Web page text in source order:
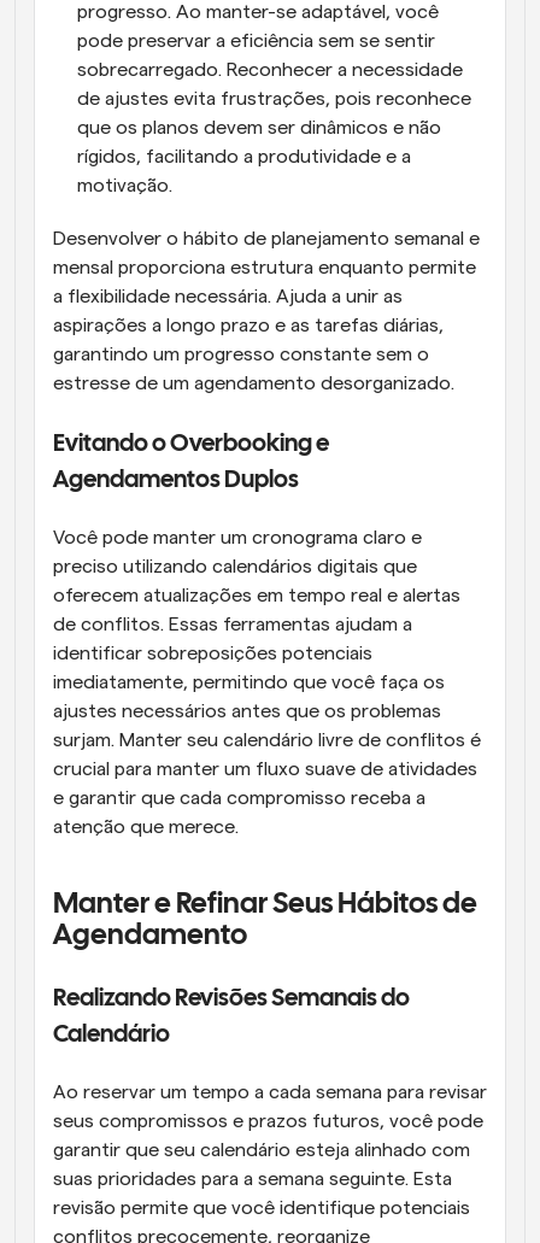
progresso. Ao manter-se adaptável, você
pode preservar a eficiência sem se sentir
sobrecarregado. Reconhecer a necessidade
de ajustes evita frustrações, pois reconhece
que os planos devem ser dinâmicos e não
rígidos, facilitando a produtividade e a
motivação.
Desenvolver o hábito de planejamento semanal e
mensal proporciona estrutura enquanto permite
a flexibilidade necessária. Ajuda a unir as
aspirações a longo prazo e as tarefas diárias,
garantindo um progresso constante sem o
estresse de um agendamento desorganizado.
Evitando o Overbooking e
Agendamentos Duplos
Você pode manter um cronograma claro e
preciso utilizando calendários digitais que
oferecem atualizações em tempo real e alertas
de conflitos. Essas ferramentas ajudam a
identificar sobreposições potenciais
imediatamente, permitindo que você faça os
ajustes necessários antes que os problemas
surjam. Manter seu calendário livre de conflitos é
crucial para manter um fluxo suave de atividades
e garantir que cada compromisso receba a
atenção que merece.
Manter e Refinar Seus Hábitos de
Agendamento
Realizando Revisões Semanais do
Calendário
Ao reservar um tempo a cada semana para revisar
seus compromissos e prazos futuros, você pode
garantir que seu calendário esteja alinhado com
suas prioridades para a semana seguinte. Esta
revisão permite que você identifique potenciais
conflitos precocemente, reorganize